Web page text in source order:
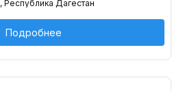
Республика Дагестан
Подробнее